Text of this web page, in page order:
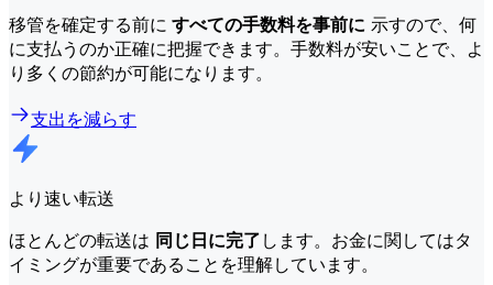
移管を確定する前に すべての手数料を事前に 示すので、何
に支払うのか正確に把握できます。手数料が安いことで、よ
り多くの節約が可能になります。
支出を減らす
より速い転送
ほとんどの転送は 同じ日に完了 します。お金に関してはタ
イミングが重要であることを理解しています。